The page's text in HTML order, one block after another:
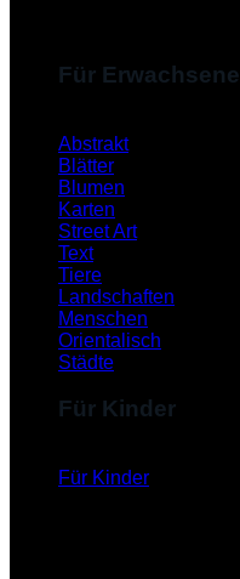
Für Erwachsene
Abstrakt
Blätter
Blumen
Karten
Street Art
Text
Tiere
Landschaften
Menschen
Orientalisch
Städte
Für Kinder
Für Kinder